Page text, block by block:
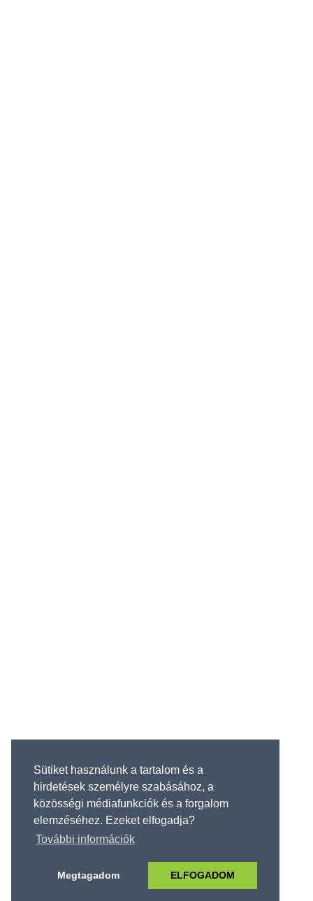
Sütiket használunk a tartalom és a
hirdetések személyre szabásához, a
közösségi médiafunkciók és a forgalom
elemzéséhez. Ezeket elfogadja?
További információk
Megtagadom ELFOGADOM